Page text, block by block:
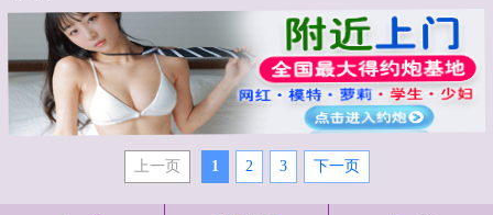
上一页 1 2 3 下一页